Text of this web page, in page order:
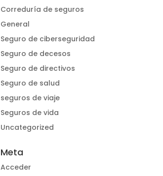
Correduría de seguros
General
Seguro de ciberseguridad
Seguro de decesos
Seguro de directivos
Seguro de salud
seguros de viaje
Seguros de vida
Uncategorized
Meta
Acceder